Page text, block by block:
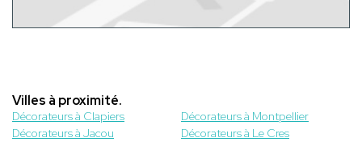
Villes à proximité.
Décorateurs à Clapiers
Décorateurs à Montpellier
Décorateurs à Jacou
Décorateurs à Le Cres